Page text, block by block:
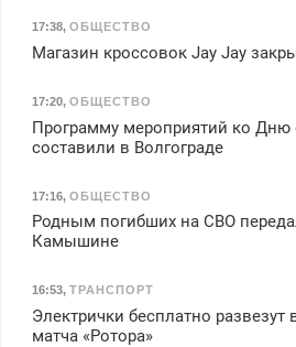
17:38, ОБЩЕСТВО
Магазин кроссовок Jay Jay
17:20, ОБЩЕСТВО
Программу мероприятий ко Дню
составили в Волгограде
17:16, ОБЩЕСТВО
Родным погибших на СВО
Камышине
16:53, ТРАНСПОРТ
Электрички бесплатно развезут
матча «Ротора»